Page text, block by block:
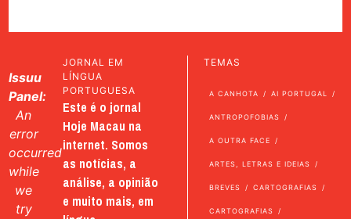
Issuu
Panel:
An
error
occurred
while
we
try
JORNAL EM
LÍNGUA
PORTUGUESA
Este é o jornal
Hoje Macau na
internet. Somos
as notícias, a
análise, a opinião
e muito mais, em
TEMAS
A CANHOTA AI PORTUGAL
ANTROPOFOBIAS
A OUTRA FACE
ARTES, LETRAS E IDEIAS
BREVES CARTOGRAFIAS
CARTOGRAFIAS